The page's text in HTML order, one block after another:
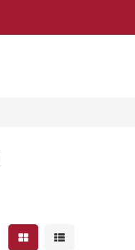
Mostrar resultados
Mostrar